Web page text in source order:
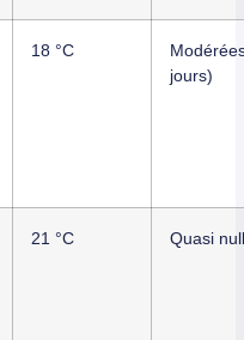
18 °C
jours)
21 °C Quasi